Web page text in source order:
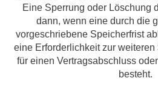
Eine Sperrung oder Löschung
dann, wenn eine durch die
vorgeschriebene Speicherfrist
eine Erforderlichkeit zur
für einen Vertragsabschluss
besteht.